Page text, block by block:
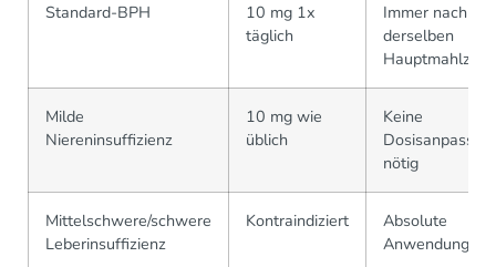
Standard-BPH
10 mg 1x
täglich
Immer nach
derselben
Hauptmahlzeit
Milde
Niereninsuffizienz
10 mg wie
üblich
Keine
nötig
Mittelschwere/schwere
Leberinsuffizienz
Kontraindiziert
Absolute